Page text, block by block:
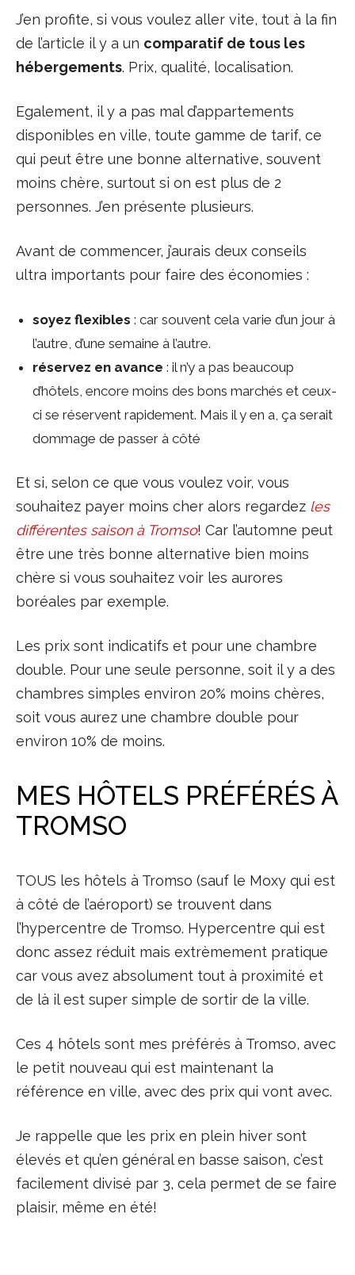
J’en profite, si vous voulez aller vite, tout à la fin
de l’article il y a un comparatif de tous les
hébergements. Prix, qualité, localisation.
Egalement, il y a pas mal d’appartements
disponibles en ville, toute gamme de tarif, ce
qui peut être une bonne alternative, souvent
moins chère, surtout si on est plus de 2
personnes. J’en présente plusieurs.
Avant de commencer, j’aurais deux conseils
ultra importants pour faire des économies :
soyez flexibles : car souvent cela varie d’un jour à
l’autre, d’une semaine à l’autre.
réservez en avance : il n’y a pas beaucoup
d’hôtels, encore moins des bons marchés et ceux-
ci se réservent rapidement. Mais il y en a, ça serait
dommage de passer à côté
Et si, selon ce que vous voulez voir, vous
souhaitez payer moins cher alors regardez les
différentes saison à Tromso! Car l’automne peut
être une très bonne alternative bien moins
chère si vous souhaitez voir les aurores
boréales par exemple.
Les prix sont indicatifs et pour une chambre
double. Pour une seule personne, soit il y a des
chambres simples environ 20% moins chères,
soit vous aurez une chambre double pour
environ 10% de moins.
MES HÔTELS PRÉFÉRÉS À
TROMSO
TOUS les hôtels à Tromso (sauf le Moxy qui est
à côté de l’aéroport) se trouvent dans
l’hypercentre de Tromso. Hypercentre qui est
donc assez réduit mais extrèmement pratique
car vous avez absolument tout à proximité et
de là il est super simple de sortir de la ville.
Ces 4 hôtels sont mes préférés à Tromso, avec
le petit nouveau qui est maintenant la
référence en ville, avec des prix qui vont avec.
Je rappelle que les prix en plein hiver sont
élevés et qu’en général en basse saison, c’est
facilement divisé par 3, cela permet de se faire
plaisir, même en été!